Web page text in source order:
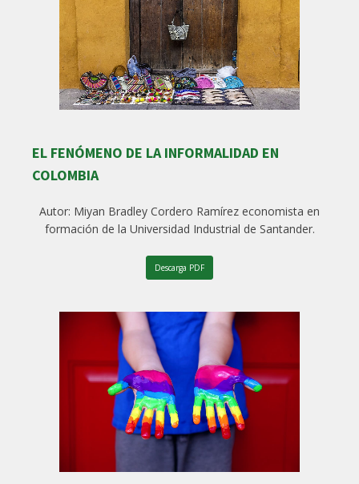
EL FENÓMENO DE LA INFORMALIDAD EN
COLOMBIA
Autor: Miyan Bradley Cordero Ramírez economista en
formación de la Universidad Industrial de Santander.
Descarga PDF